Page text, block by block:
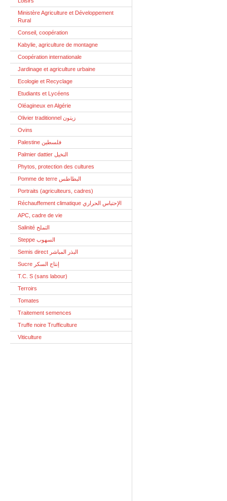
Ministère Agriculture et Développement
Rural
Conseil, coopération
Kabylie, agriculture de montagne
Coopération internationale
Jardinage et agriculture urbaine
Ecologie et Recyclage
Etudiants et Lycéens
Oléagineux en Algérie
Olivier traditionnel زيتون
Ovins
Palestine فلسطين
Palmier dattier النخيل
Phytos, protection des cultures
Pomme de terre البطاطس
Portraits (agriculteurs, cadres)
Réchauffement climatique الإحتباس الحراري
APC, cadre de vie
Salinité التملح
Steppe السهوب
Semis direct البذر المباشر
Sucre إنتاج السكر
T.C. S (sans labour)
Terroirs
Tomates
Traitement semences
Truffe noire Trufficulture
Viticulture